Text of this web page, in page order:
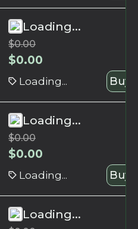
Loading...
$0.00
$0.00
Loading... Buy
Loading...
$0.00
$0.00
Loading... Buy
Loading...